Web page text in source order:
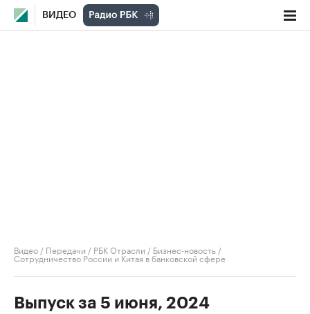
ВИДЕО
Видео / Передачи / РБК Отрасли / Бизнес-новость /
Сотрудничество России и Китая в банковской сфере
Выпуск за 5 июня, 2024